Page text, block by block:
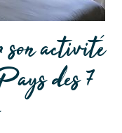
son activité
des 7